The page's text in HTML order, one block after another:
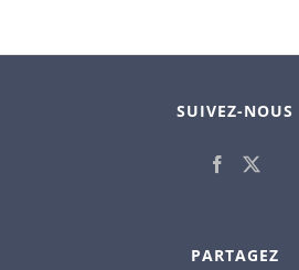
SUIVEZ-NOUS
PARTAGEZ